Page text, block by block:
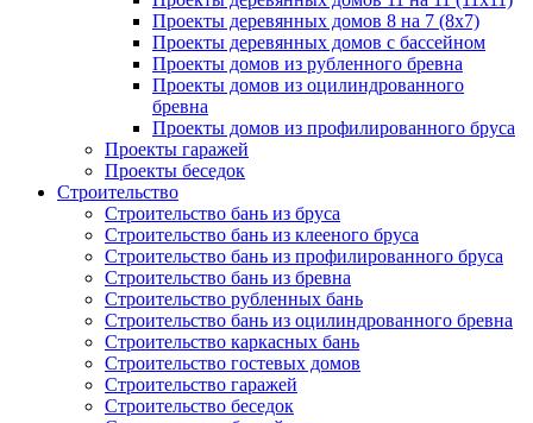
Проекты деревянных домов 8 на 7 (8x7)
Проекты деревянных домов с бассейном
Проекты домов из рубленного бревна
Проекты домов из оцилиндрованного
бревна
Проекты домов из профилированного бруса
Проекты гаражей
Проекты беседок
Строительство
Строительство бань из бруса
Строительство бань из клееного бруса
Строительство бань из профилированного бруса
Строительство бань из бревна
Строительство рубленных бань
Строительство бань из оцилиндрованного бревна
Строительство каркасных бань
Строительство гостевых домов
Строительство гаражей
Строительство беседок